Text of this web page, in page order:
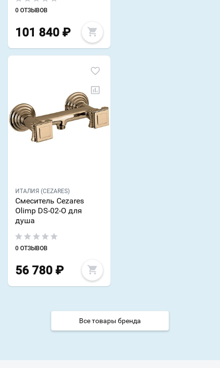
0 ОТЗЫВОВ
101 840 ₽
ИТАЛИЯ (CEZARES)
Смеситель Cezares
Olimp DS-02-O для
душа
0 ОТЗЫВОВ
56 780 ₽
Все товары бренда